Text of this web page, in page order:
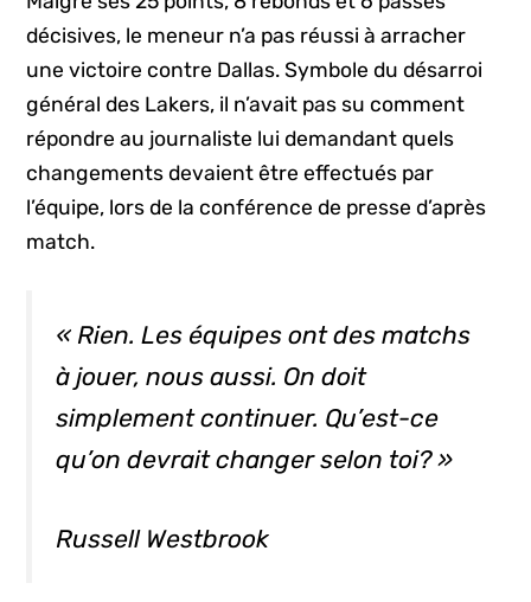
décisives, le meneur n’a pas réussi à arracher
une victoire contre Dallas. Symbole du désarroi
général des Lakers, il n’avait pas su comment
répondre au journaliste lui demandant quels
changements devaient être effectués par
l’équipe, lors de la conférence de presse d’après
match.
« Rien. Les équipes ont des matchs
à jouer, nous aussi. On doit
simplement continuer. Qu’est-ce
qu’on devrait changer selon toi? »
Russell Westbrook